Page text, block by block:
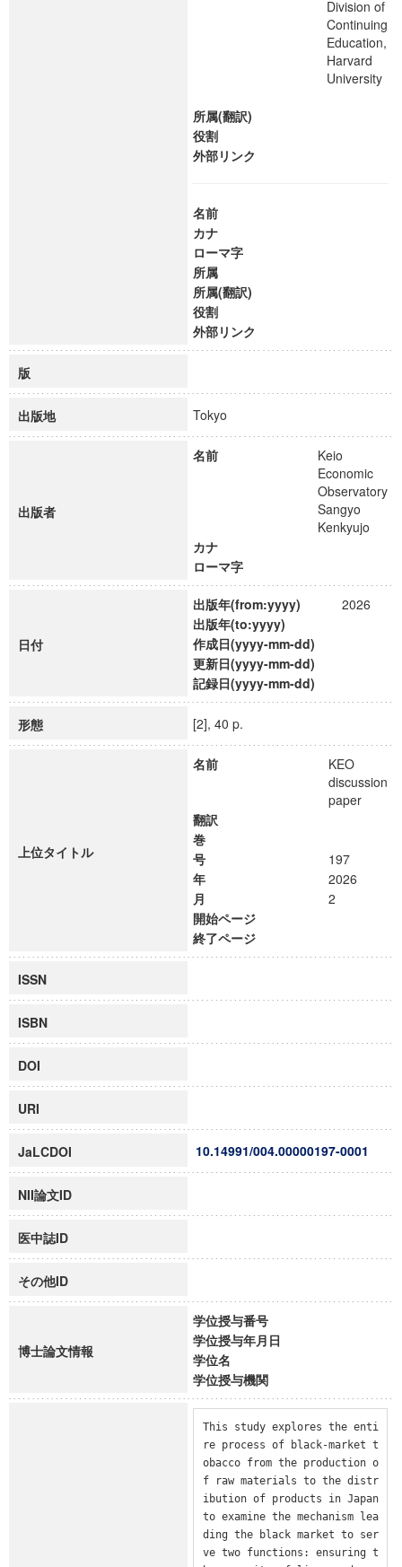
Division of
Continuing
Education,
Harvard
University
所属(翻訳)
役割
外部リンク
名前
カナ
ローマ字
所属
所属(翻訳)
役割
外部リンク
版
出版地 Tokyo
出版者
名前
Keio
Economic
Observatory
Sangyo
Kenkyujo
カナ
ローマ字
日付
出版年(from:yyyy)
2026
出版年(to:yyyy)
作成日(yyyy-mm-dd)
更新日(yyyy-mm-dd)
記録日(yyyy-mm-dd)
形態 [2], 40 p.
上位タイトル
名前
KEO
discussion
paper
翻訳
巻
号
197
年
2026
月
2
開始ページ
終了ページ
ISSN
ISBN
DOI
URI
JaLCDOI 10.14991/004.00000197-0001
NII論文ID
医中誌ID
その他ID
博士論文情報
学位授与番号
学位授与年月日
学位名
学位授与機関
This study explores the enti
re process of black-market t
obacco from the production o
f raw materials to the distr
ibution of products in Japan
to examine the mechanism lea
ding the black market to ser
ve two functions: ensuring t